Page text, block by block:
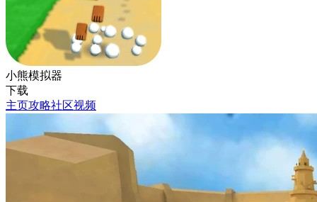
小熊模拟器
下载
主页攻略社区视频